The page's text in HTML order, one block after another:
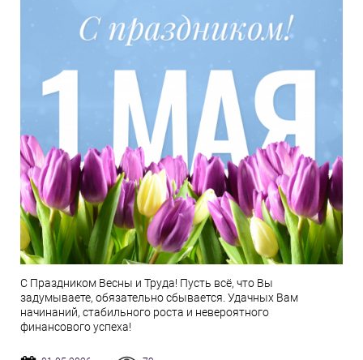
С Праздником Весны и Труда! Пусть всё, что Вы
задумываете, обязательно сбывается. Удачных Вам
начинаний, стабильного роста и невероятного
финансового успеха!